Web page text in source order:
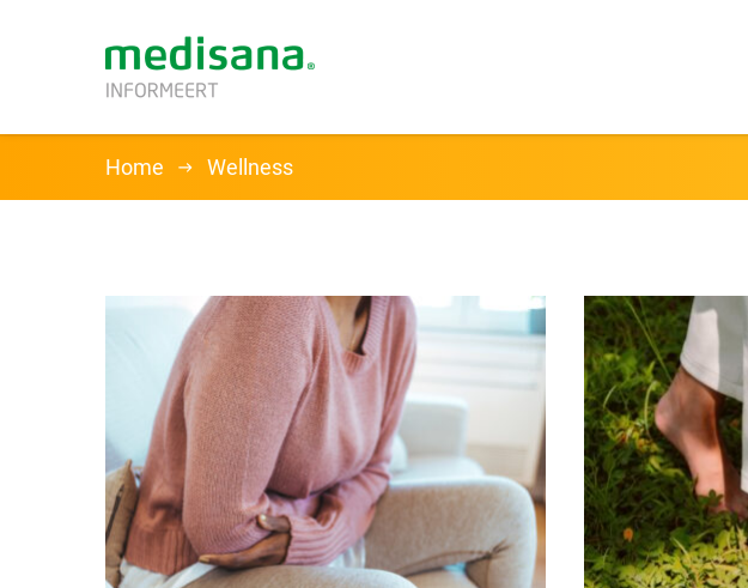
HEALTH
Gewicht
Lichttherapie
Lifestyle
WELLNESS
Ontspanning
Warmte
BEAUTY
Body care
Home Wellness